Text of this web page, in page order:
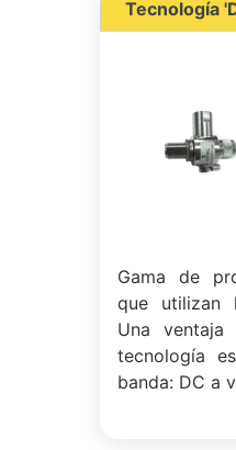
Tecnología
Gama de
que utilizan
Una
tecnología
banda: DC a